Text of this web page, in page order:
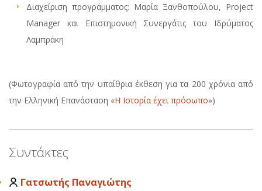
Διαχείριση προγράμματος: Μαρία Ξανθοπούλου, Project
Manager και Επιστημονική Συνεργάτις του Ιδρύματος
Λαμπράκη
(Φωτογραφία από την υπαίθρια έκθεση για τα 200 χρόνια από
την Ελληνική Επανάσταση «Η Ιστορία έχει πρόσωπο»)
Συντάκτες
Γατσωτής Παναγιώτης